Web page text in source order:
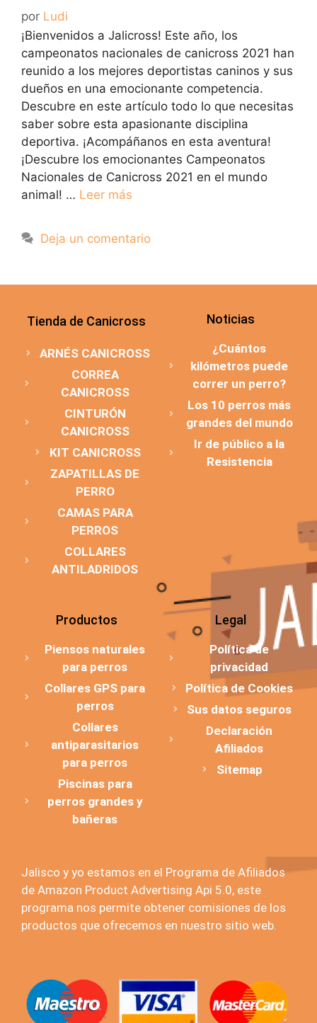
por Ludi
¡Bienvenidos a Jalicross! Este año, los
campeonatos nacionales de canicross 2021 han
reunido a los mejores deportistas caninos y sus
dueños en una emocionante competencia.
Descubre en este artículo todo lo que necesitas
saber sobre esta apasionante disciplina
deportiva. ¡Acompáñanos en esta aventura!
¡Descubre los emocionantes Campeonatos
Nacionales de Canicross 2021 en el mundo
animal! … Leer más
Deja un comentario
Tienda de Canicross
ARNÉS CANICROSS
CORREA
CANICROSS
CINTURÓN
CANICROSS
KIT CANICROSS
ZAPATILLAS DE
PERRO
CAMAS PARA
PERROS
COLLARES
ANTILADRIDOS
Noticias
¿Cuántos
kilómetros puede
correr un perro?
Los 10 perros más
grandes del mundo
Ir de público a la
Resistencia
Productos
Piensos naturales
para perros
Collares GPS para
perros
Collares
antiparasitarios
para perros
Piscinas para
perros grandes y
bañeras
Legal
Política de
privacidad
Política de Cookies
Sus datos seguros
Declaración
Afiliados
Sitemap
Jalisco y yo estamos en el Programa de Afiliados
de Amazon Product Advertising Api 5.0, este
programa nos permite obtener comisiones de los
productos que ofrecemos en nuestro sitio web.